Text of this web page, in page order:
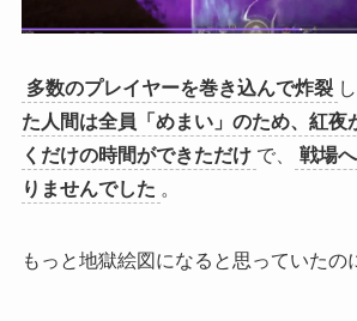
多数のプレイヤーを巻き込んで炸裂
た人間は全員「めまい」のため、紅夜
くだけの時間ができただけ で、
戦場
りませんでした 。
もっと地獄絵図になると思っていたの